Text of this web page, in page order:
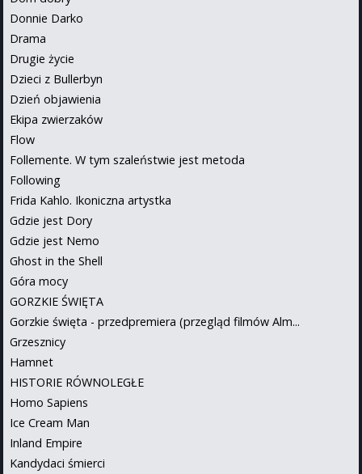
Donnie Darko
Drama
Drugie życie
Dzieci z Bullerbyn
Dzień objawienia
Ekipa zwierzaków
Flow
Follemente. W tym szaleństwie jest metoda
Following
Frida Kahlo. Ikoniczna artystka
Gdzie jest Dory
Gdzie jest Nemo
Ghost in the Shell
Góra mocy
GORZKIE ŚWIĘTA
Gorzkie święta - przedpremiera (przegląd filmów Alm...
Grzesznicy
Hamnet
HISTORIE RÓWNOLEGŁE
Homo Sapiens
Ice Cream Man
Inland Empire
Kandydaci śmierci